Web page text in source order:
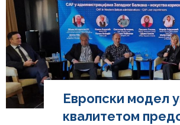
Европски модел
квалитетом